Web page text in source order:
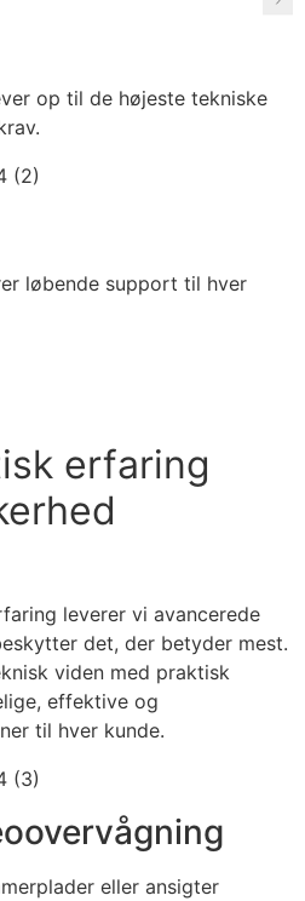
op til de højeste tekniske
løbende support til hver
erfaring
leverer vi avancerede
det, der betyder mest.
viden med praktisk
effektive og
til hver kunde.
eller ansigter